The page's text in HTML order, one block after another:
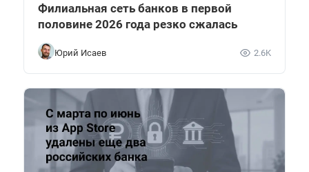
Филиальная сеть банков в первой
половине 2026 года резко сжалась
Юрий Исаев 2.6K